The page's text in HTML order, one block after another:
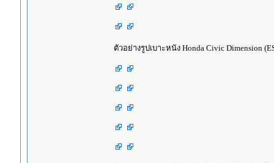
ตัวอย่างรูปเบาะหนัง Honda Civic Dimension